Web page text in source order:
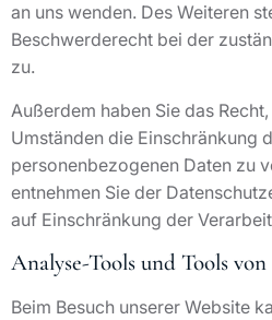
an uns wenden. Des Weiteren
Beschwerderecht bei der
zu.
Außerdem haben Sie das
Umständen die Einschränkung
personenbezogenen Daten zu
entnehmen Sie der
auf Einschränkung der
Analyse-Tools und Tools
Beim Besuch unserer Website